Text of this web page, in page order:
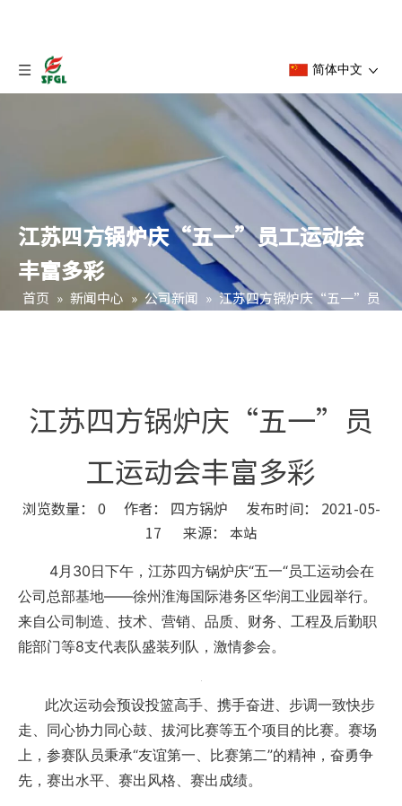
简体中文
江苏四方锅炉庆“五一”员工运动会
丰富多彩
首页 » 新闻中心 » 公司新闻 » 江苏四方锅炉庆“五一”员
江苏四方锅炉庆“五一”员
工运动会丰富多彩
浏览数量： 0 作者： 四方锅炉 发布时间： 2021-05-
17 来源： 本站
["wechat","weibo","qzone","douban","email"]
4月30日下午，江苏四方锅炉庆“五一“员工运动会在
公司总部基地——徐州淮海国际港务区华润工业园举行。
来自公司制造、技术、营销、品质、财务、工程及后勤职
能部门等8支代表队盛装列队，激情参会。
此次运动会预设投篮高手、携手奋进、步调一致快步
走、同心协力同心鼓、拔河比赛等五个项目的比赛。赛场
上，参赛队员秉承“友谊第一、比赛第二”的精神，奋勇争
先，赛出水平、赛出风格、赛出成绩。